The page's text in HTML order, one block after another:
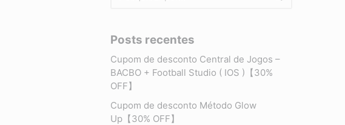
Posts recentes
Cupom de desconto Central de Jogos –
BACBO + Football Studio ( IOS )【30%
OFF】
Cupom de desconto Método Glow
Up【30% OFF】